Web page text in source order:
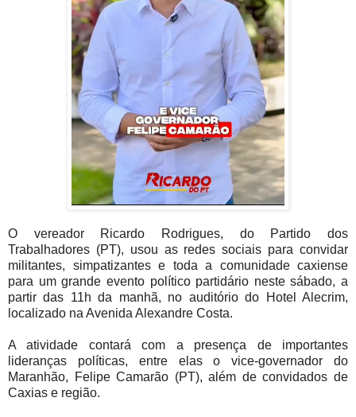
O vereador Ricardo Rodrigues, do Partido dos
Trabalhadores (PT), usou as redes sociais para convidar
militantes, simpatizantes e toda a comunidade caxiense
para um grande evento político partidário neste sábado, a
partir das 11h da manhã, no auditório do Hotel Alecrim,
localizado na Avenida Alexandre Costa.
A atividade contará com a presença de importantes
lideranças políticas, entre elas o vice-governador do
Maranhão, Felipe Camarão (PT), além de convidados de
Caxias e região.